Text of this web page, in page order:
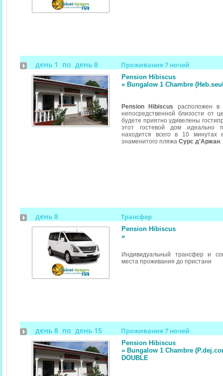
день 1 по день 8 Проживание 7 ночей
Pension Hibiscus
» Bungalow 1 Chambre
Pension Hibiscus расположен в
непосредственной близости от
будете приятно удивелены
этот гостевой дом идеально
находится всего в 10 минутах
знаменитого пляжа Сурс д'Аржан.
день 8 Трансфер
Pension Hibiscus
»
Индивидуальный трансфер и
места проживания до пристани
день 8 по день 15 Проживание 7 ночей
Pension Hibiscus
» Bungalow 1 Chambre
DOUBLE